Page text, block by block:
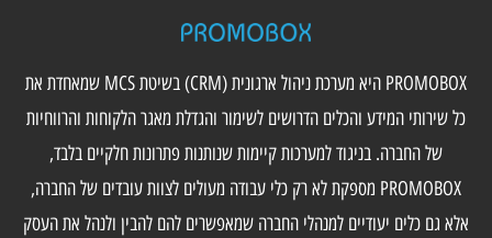
PROMOBOX היא מערכת ניהול ארגונית (CRM) בשיטת MCS שמאחדת את
כל שירותי המידע והכלים הדרושים לשימור והגדלת מאגר הלקוחות והרווחיות
של החברה. בניגוד למערכות קיימות שנותנות פתרונות חלקיים בלבד,
PROMOBOX מספקת לא רק כלי עבודה מעולים לצוות עובדים של החברה,
אלא גם כלים יעודיים למנהלי החברה שמאפשרים להם להבין ולנהל את העסק